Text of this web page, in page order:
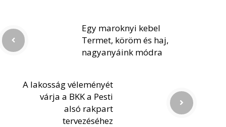
Egy maroknyi kebel
Termet, köröm és haj,
nagyanyáink módra
A lakosság véleményét
várja a BKK a Pesti
alsó rakpart
tervezéséhez